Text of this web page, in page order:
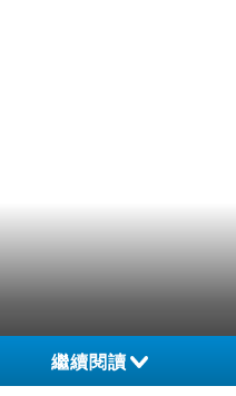
繼續閱讀